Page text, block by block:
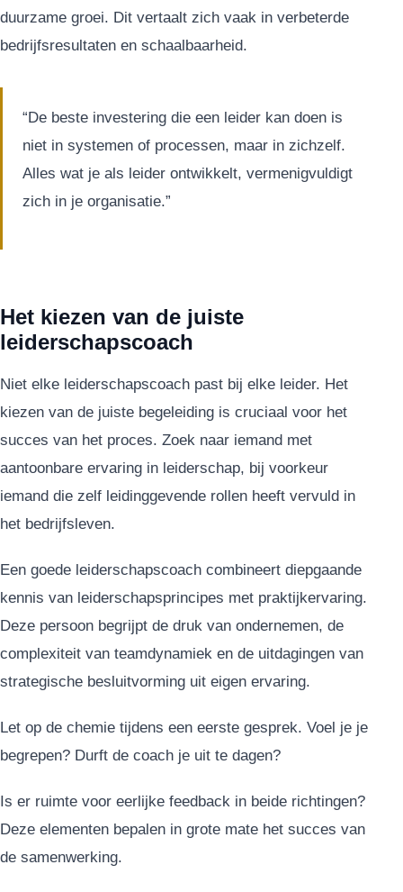
duurzame groei. Dit vertaalt zich vaak in verbeterde
bedrijfsresultaten en schaalbaarheid.
“De beste investering die een leider kan doen is
niet in systemen of processen, maar in zichzelf.
Alles wat je als leider ontwikkelt, vermenigvuldigt
zich in je organisatie.”
Het kiezen van de juiste
leiderschapscoach
Niet elke leiderschapscoach past bij elke leider. Het
kiezen van de juiste begeleiding is cruciaal voor het
succes van het proces. Zoek naar iemand met
aantoonbare ervaring in leiderschap, bij voorkeur
iemand die zelf leidinggevende rollen heeft vervuld in
het bedrijfsleven.
Een goede leiderschapscoach combineert diepgaande
kennis van leiderschapsprincipes met praktijkervaring.
Deze persoon begrijpt de druk van ondernemen, de
complexiteit van teamdynamiek en de uitdagingen van
strategische besluitvorming uit eigen ervaring.
Let op de chemie tijdens een eerste gesprek. Voel je je
begrepen? Durft de coach je uit te dagen?
Is er ruimte voor eerlijke feedback in beide richtingen?
Deze elementen bepalen in grote mate het succes van
de samenwerking.